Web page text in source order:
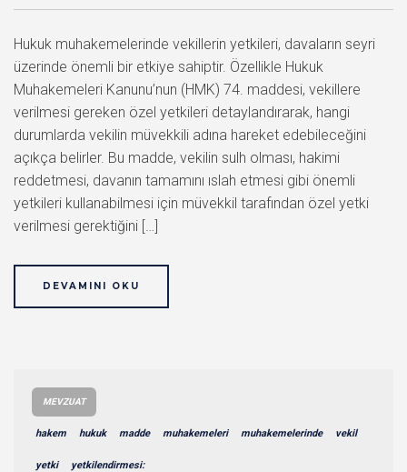
Hukuk muhakemelerinde vekillerin yetkileri, davaların seyri
üzerinde önemli bir etkiye sahiptir. Özellikle Hukuk
Muhakemeleri Kanunu’nun (HMK) 74. maddesi, vekillere
verilmesi gereken özel yetkileri detaylandırarak, hangi
durumlarda vekilin müvekkili adına hareket edebileceğini
açıkça belirler. Bu madde, vekilin sulh olması, hakimi
reddetmesi, davanın tamamını ıslah etmesi gibi önemli
yetkileri kullanabilmesi için müvekkil tarafından özel yetki
verilmesi gerektiğini […]
DEVAMINI OKU
MEVZUAT
hakem hukuk madde muhakemeleri muhakemelerinde vekil
yetki yetkilendirmesi: